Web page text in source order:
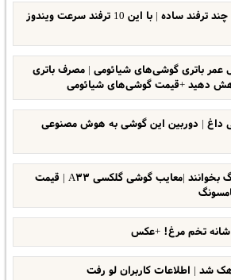
افزایش سرعت ویندوز با چند ترفند ساده | با این 10 ترفند سرعت ویندوز
عمر باتری گوشی‌های شیائومی | مصرف باتری
دهید +قیمت گوشی‌های شیائومی
داغ | دوربین این گوشی به هوش مصنوعی
مشتریان گوشی سامسونگ بخوانند |معایب گوشی گلکسی A۳۳ | قیمت
شانه‌ تخم مرغ! +عکس
شد | اطلاعات کاربران لو رفت